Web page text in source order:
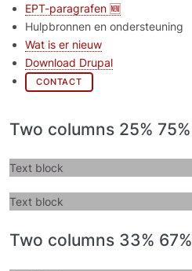
EPT-paragrafen 🆕
Hulpbronnen en ondersteuning
Wat is er nieuw
Download Drupal
CONTACT
Two columns 25% 75%
Text block
Text block
Two columns 33% 67%